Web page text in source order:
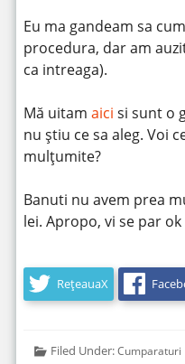
Eu ma gandeam sa
procedura, dar am
ca intreaga).
Mă uitam aici si sunt o
nu știu ce sa aleg. Voi
mulțumite?
Banuti nu avem prea
lei. Apropo, vi se par
RețeauaX
Filed Under:Cumparaturi